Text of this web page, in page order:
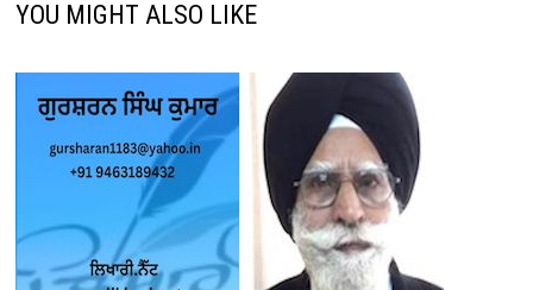
YOU MIGHT ALSO LIKE